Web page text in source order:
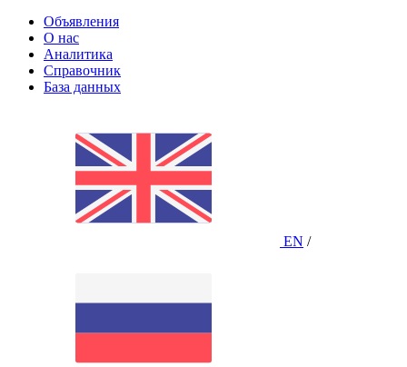
Объявления
О нас
Аналитика
Справочник
База данных
EN /